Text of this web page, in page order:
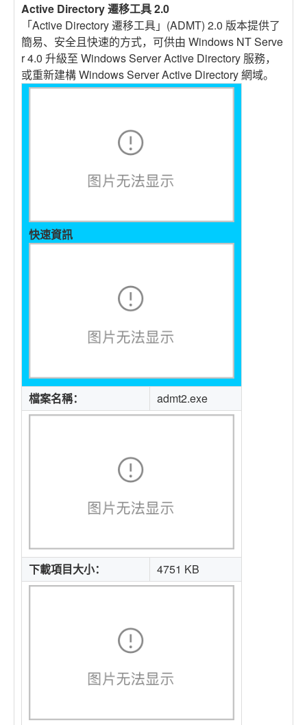
Active Directory 遷移工具 2.0
「Active Directory 遷移工具」(ADMT) 2.0 版本提供了
簡易、安全且快速的方式，可供由 Windows NT Serve
r 4.0 升級至 Windows Server Active Directory 服務，
或重新建構 Windows Server Active Directory 網域。
快速資訊
檔案名稱： admt2.exe
下載項目大小： 4751 KB